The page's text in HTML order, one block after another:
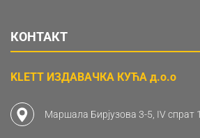
КОНТАКТ
KLETT ИЗДАВАЧКА КУЋА д.о.о
Маршала Бирјузова 3-5, IV спрат